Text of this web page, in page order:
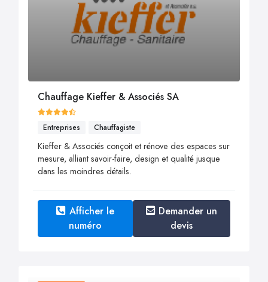
Chauffage Kieffer & Associés SA
Entreprises Chauffagiste
Kieffer & Associés conçoit et rénove des espaces sur
mesure, alliant savoir-faire, design et qualité jusque
dans les moindres détails.
Afficher le
numéro
Demander un
devis